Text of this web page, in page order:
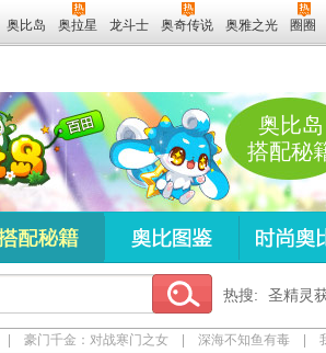
奥比岛 奥拉星 龙斗士 奥奇传说 奥雅之光 圈圈
奥比岛
搭配秘
热搜: 圣精灵
豪门千金：对战寒门之女 深海不知鱼有毒